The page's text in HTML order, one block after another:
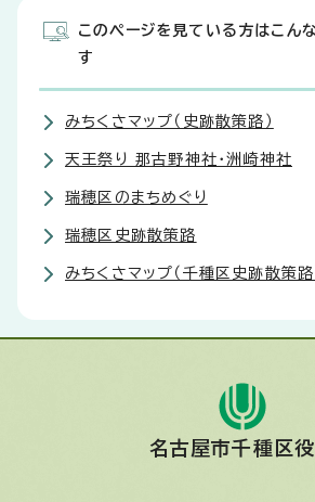
このページを見ている方はこん
す
みちくさマップ（史跡散策路）
天王祭り 那古野神社・洲崎神社
瑞穂区のまちめぐり
瑞穂区史跡散策路
みちくさマップ（千種区史跡散策路
名古屋市千種区